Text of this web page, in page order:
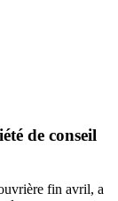
de conseil
fin avril, a